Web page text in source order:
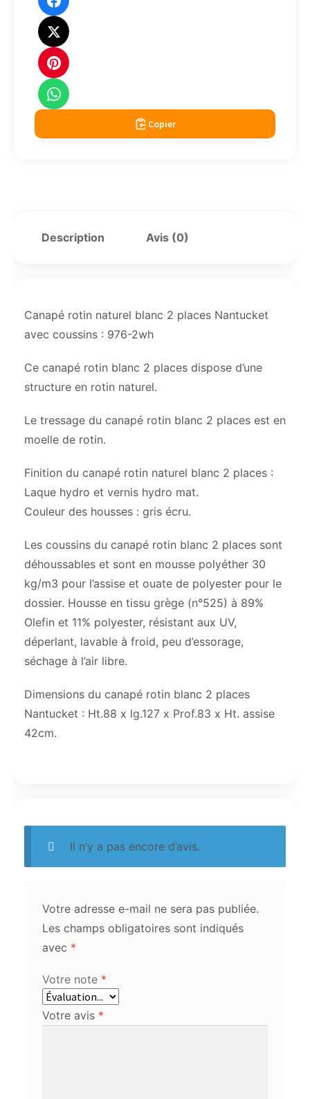
Copier
Description Avis (0)
Canapé rotin naturel blanc 2 places Nantucket
avec coussins : 976-2wh
Ce canapé rotin blanc 2 places dispose d’une
structure en rotin naturel.
Le tressage du canapé rotin blanc 2 places est en
moelle de rotin.
Finition du canapé rotin naturel blanc 2 places :
Laque hydro et vernis hydro mat.
Couleur des housses : gris écru.
Les coussins du canapé rotin blanc 2 places sont
déhoussables et sont en mousse polyéther 30
kg/m3 pour l’assise et ouate de polyester pour le
dossier. Housse en tissu grège (n°525) à 89%
Olefin et 11% polyester, résistant aux UV,
déperlant, lavable à froid, peu d’essorage,
séchage à l’air libre.
Dimensions du canapé rotin blanc 2 places
Nantucket : Ht.88 x lg.127 x Prof.83 x Ht. assise
42cm.
Il n’y a pas encore d’avis.
Votre adresse e-mail ne sera pas publiée.
Les champs obligatoires sont indiqués
avec *
Votre note *
Votre avis *